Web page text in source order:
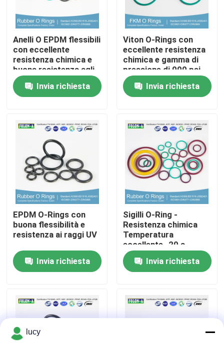
Casa
Prodotti
Chi siamo
Fatory Tour
Controllo di qualità
notizie
Tutti i casi
giunti circolari di gomma
Anelli O EPDM flessibili
con eccellente
resistenza chimica e
buona resistenza agli
UV
Invia richiesta
Viton O-Rings con
eccellente resistenza
chimica e gamma di
pressione di 000 psi
Invia richiesta
EPDM O-Rings con
buona flessibilità e
resistenza ai raggi UV
Invia richiesta
Sigilli O-Ring -
Resistenza chimica
Temperatura
eccellente -20 a
+180°C Alto
allungamento
Invia richiesta
lucy